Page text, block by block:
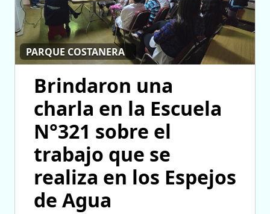
PARQUE COSTANERA
Brindaron una
charla en la Escuela
N°321 sobre el
trabajo que se
realiza en los Espejos
de Agua